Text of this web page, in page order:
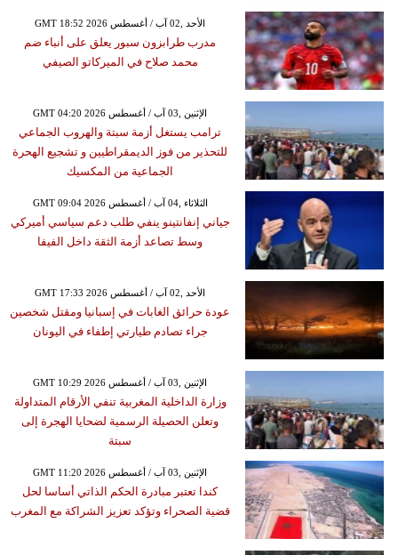
GMT 18:52 2026 الأحد ,02 آب / أغسطس
مدرب طرابزون سبور يعلق على أنباء ضم
محمد صلاح في الميركاتو الصيفي
GMT 04:20 2026 الإثنين ,03 آب / أغسطس
ترامب يستغل أزمة سبتة والهروب الجماعي
للتحذير من فوز الديمقراطيين و تشجيع الهحرة
الجماعية من المكسيك
GMT 09:04 2026 الثلاثاء ,04 آب / أغسطس
جياني إنفانتينو ينفي طلب دعم سياسي أميركي
وسط تصاعد أزمة الثقة داخل الفيفا
GMT 17:33 2026 الأحد ,02 آب / أغسطس
عودة حرائق الغابات في إسبانيا ومقتل شخصين
جراء تصادم طيارتي إطفاء في اليونان
GMT 10:29 2026 الإثنين ,03 آب / أغسطس
وزارة الداخلية المغربية تنفي الأرقام المتداولة
وتعلن الحصيلة الرسمية لضحايا الهجرة إلى
سبتة
GMT 11:20 2026 الإثنين ,03 آب / أغسطس
كندا تعتبر مبادرة الحكم الذاتي أساسا لحل
قضية الصحراء وتؤكد تعزيز الشراكة مع المغرب